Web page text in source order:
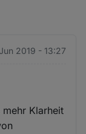
2019 - 13:27
Klarheit